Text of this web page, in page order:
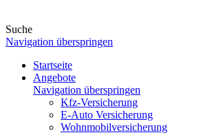
Suche
Navigation überspringen
Startseite
Angebote
Navigation überspringen
Kfz-Versicherung
E-Auto Versicherung
Wohnmobilversicherung